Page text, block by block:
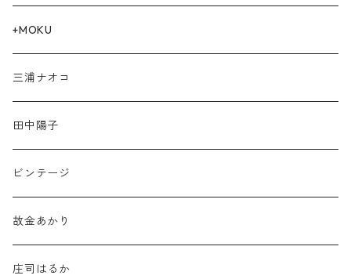
+MOKU
三浦ナオコ
田中陽子
ビンテージ
故金あかり
庄司はるか